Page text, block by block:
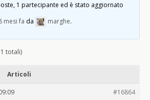
1 partecipante ed è stato aggiornato
mesi fa da marghe.
totali)
Articoli
#16864